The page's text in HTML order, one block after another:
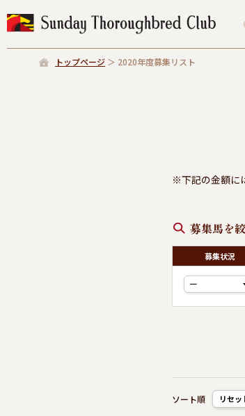
トップページ 2020年度募集リスト
※下記の金額に
募集馬を
募集状況
ソート順 リセッ